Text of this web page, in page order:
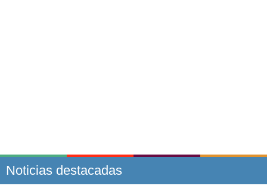
Noticias destacadas